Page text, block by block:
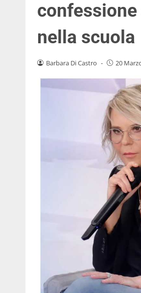
nella scuola
Barbara Di Castro - 20